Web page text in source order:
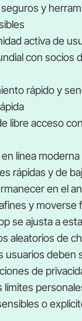
y
activa de
con socios
rápido y
libre acceso
línea
rápidas y de
en el
y moverse
se ajusta a
aleatorios de
usuarios deben
de
límites
o